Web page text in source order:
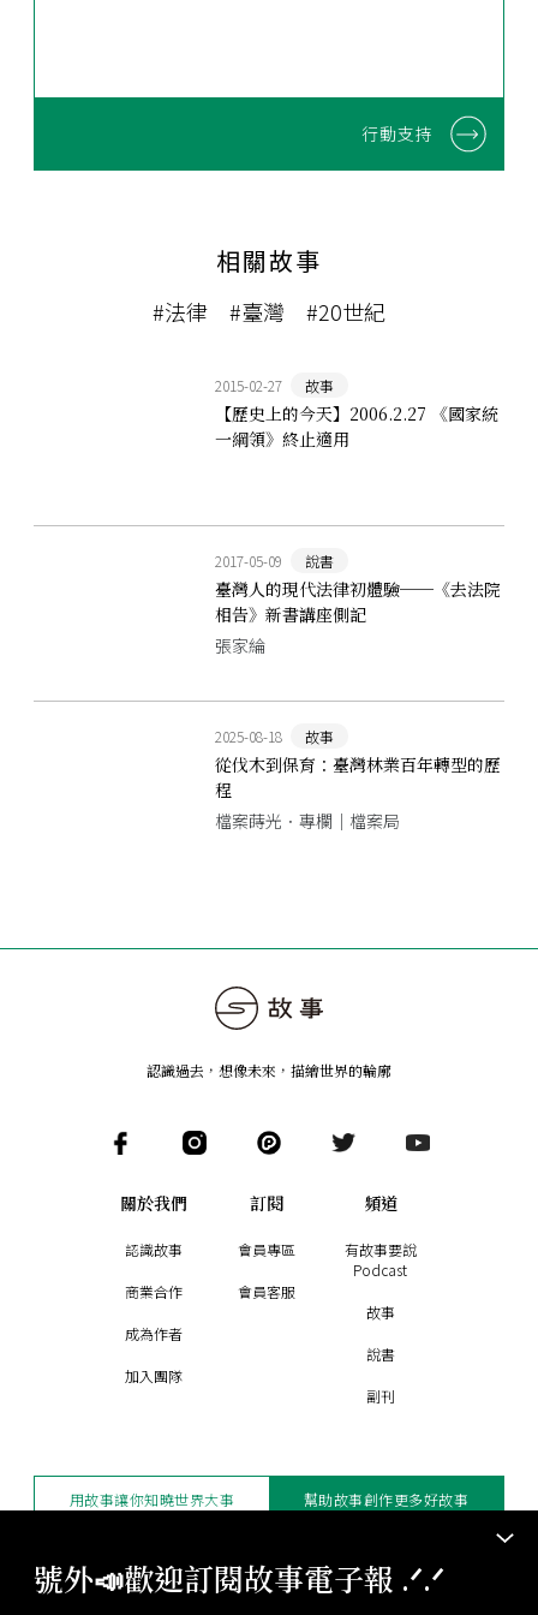
行動支持
相關故事
#法律 #臺灣 #20世紀
2015-02-27 故事
【歷史上的今天】2006.2.27 《國家統
一綱領》終止適用
2017-05-09 說書
臺灣人的現代法律初體驗──《去法院
相告》新書講座側記
張家綸
2025-08-18 故事
從伐木到保育：臺灣林業百年轉型的歷
程
檔案蒔光．專欄｜檔案局
號外📣歡迎訂閱故事電子報 .ᐟ‪‪.ᐟ
認識過去，想像未來 ， 描繪世界的輪廓
關於我們
認識故事
商業合作
成為作者
加入團隊
訂閱
會員專區
會員客服
頻道
有故事要說
Podcast
故事
說書
副刊
用故事讓你知曉世界大事 幫助故事創作更多好故事